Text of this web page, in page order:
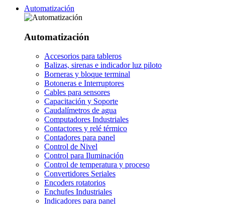
Automatización
Automatización
Accesorios para tableros
Balizas, sirenas e indicador luz piloto
Borneras y bloque terminal
Botoneras e Interruptores
Cables para sensores
Capacitación y Soporte
Caudalímetros de agua
Computadores Industriales
Contactores y relé térmico
Contadores para panel
Control de Nivel
Control para Iluminación
Control de temperatura y proceso
Convertidores Seriales
Encoders rotatorios
Enchufes Industriales
Indicadores para panel